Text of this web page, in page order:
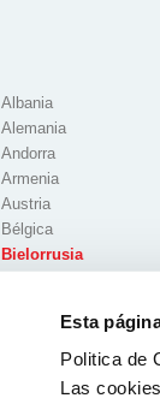
Esta
Politica de
Las
Albania
Alemania
Andorra
Armenia
Austria
Bélgica
Bielorrusia